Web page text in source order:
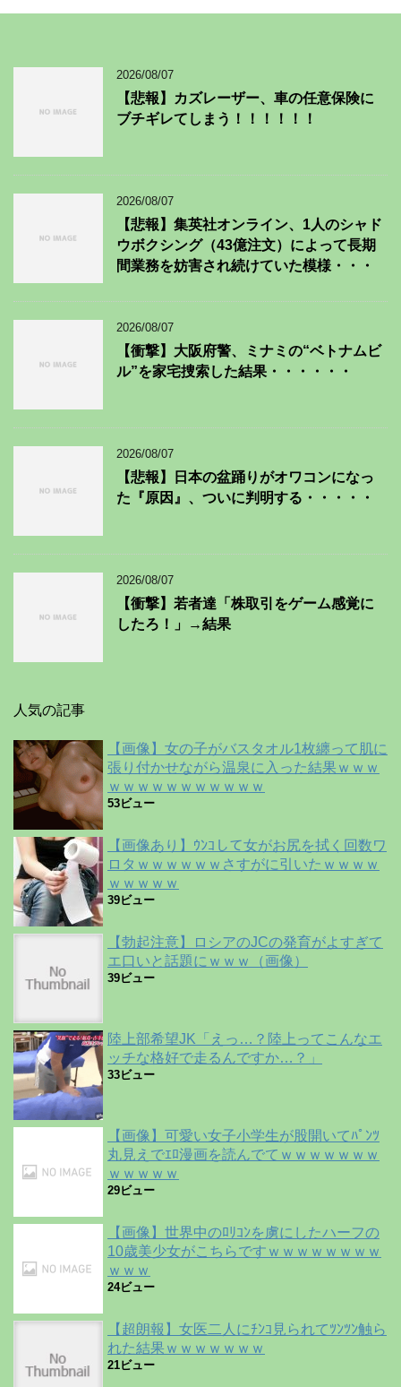
2026/08/07
【悲報】カズレーザー、車の任意保険に
ブチギレてしまう！！！！！！
2026/08/07
【悲報】集英社オンライン、1人のシャド
ウボクシング（43億注文）によって長期
間業務を妨害され続けていた模様・・・
2026/08/07
【衝撃】大阪府警、ミナミの“ベトナムビ
ル”を家宅捜索した結果・・・・・・
2026/08/07
【悲報】日本の盆踊りがオワコンになっ
た『原因』、ついに判明する・・・・・
2026/08/07
【衝撃】若者達「株取引をゲーム感覚に
したろ！」→結果
人気の記事
【画像】女の子がバスタオル1枚纏って肌に
張り付かせながら温泉に入った結果ｗｗｗ
ｗｗｗｗｗｗｗｗｗｗｗ
53ビュー
【画像あり】ｳﾝｺして女がお尻を拭く回数ワ
ロタｗｗｗｗｗｗさすがに引いたｗｗｗｗ
ｗｗｗｗｗ
39ビュー
【勃起注意】ロシアのJCの発育がよすぎて
エ口いと話題にｗｗｗ（画像）
39ビュー
陸上部希望JK「えっ…？陸上ってこんなエ
ッチな格好で走るんですか…？」
33ビュー
【画像】可愛い女子小学生が股開いてﾊﾟﾝﾂ
丸見えでｴﾛ漫画を読んでてｗｗｗｗｗｗｗ
ｗｗｗｗｗ
29ビュー
【画像】世界中のﾛﾘｺﾝを虜にしたハーフの
10歳美少女がこちらですｗｗｗｗｗｗｗｗ
ｗｗｗ
24ビュー
【超朗報】女医二人にﾁﾝｺ見られてﾂﾝﾂﾝ触ら
れた結果ｗｗｗｗｗｗｗ
21ビュー